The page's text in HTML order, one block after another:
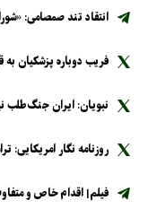
انتقاد تند صمصامی:
فریب دوباره پزشکیان
نبویان: ایران جنگ‌طلب
روزنامه نگار امریکایی:
فیلم| اقدام خاص و